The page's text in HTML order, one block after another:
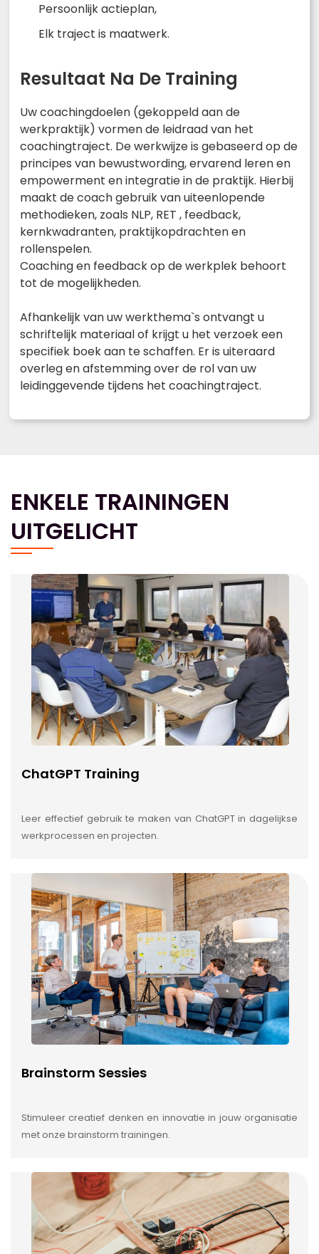
Persoonlijk actieplan,
Elk traject is maatwerk.
Resultaat Na De Training
Uw coachingdoelen (gekoppeld aan de
werkpraktijk) vormen de leidraad van het
coachingtraject. De werkwijze is gebaseerd op de
principes van bewustwording, ervarend leren en
empowerment en integratie in de praktijk. Hierbij
maakt de coach gebruik van uiteenlopende
methodieken, zoals NLP, RET , feedback,
kernkwadranten, praktijkopdrachten en
rollenspelen.
Coaching en feedback op de werkplek behoort
tot de mogelijkheden.
Afhankelijk van uw werkthema`s ontvangt u
schriftelijk materiaal of krijgt u het verzoek een
specifiek boek aan te schaffen. Er is uiteraard
overleg en afstemming over de rol van uw
leidinggevende tijdens het coachingtraject.
ENKELE TRAININGEN
UITGELICHT
ChatGPT Training
Leer effectief gebruik te maken van ChatGPT in dagelijkse
werkprocessen en projecten.
Brainstorm Sessies
Stimuleer creatief denken en innovatie in jouw organisatie
met onze brainstorm trainingen.